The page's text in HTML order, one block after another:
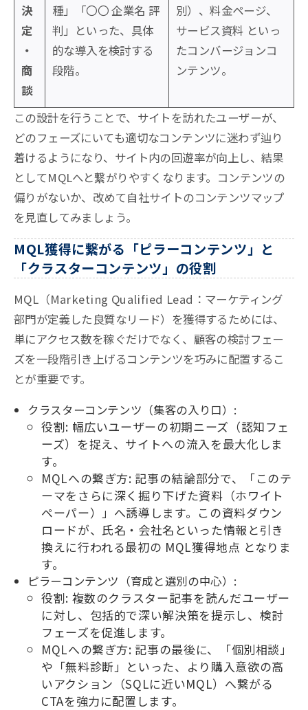
決
定
・
商
談
種」「〇〇 企業名 評
判」といった、具体
的な導入を検討する
段階。
別）、料金ページ、
サービス資料 といっ
たコンバージョンコ
ンテンツ。
この設計を行うことで、サイトを訪れたユーザーが、
どのフェーズにいても適切なコンテンツに迷わず辿り
着けるようになり、サイト内の回遊率が向上し、結果
としてMQLへと繋がりやすくなります。コンテンツの
偏りがないか、改めて自社サイトのコンテンツマップ
を見直してみましょう。
MQL獲得に繋がる「ピラーコンテンツ」と
「クラスターコンテンツ」の役割
MQL（Marketing Qualified Lead：マーケティング
部門が定義した良質なリード）を獲得するためには、
単にアクセス数を稼ぐだけでなく、顧客の検討フェー
ズを一段階引き上げるコンテンツを巧みに配置するこ
とが重要です。
クラスターコンテンツ（集客の入り口）:
役割: 幅広いユーザーの初期ニーズ（認知フェ
ーズ）を捉え、サイトへの流入を最大化しま
す。
MQLへの繋ぎ方: 記事の結論部分で、「このテ
ーマをさらに深く掘り下げた資料（ホワイト
ペーパー）」へ誘導します。この資料ダウン
ロードが、氏名・会社名といった情報と引き
換えに行われる最初の MQL獲得地点 となりま
す。
ピラーコンテンツ（育成と選別の中心）:
役割: 複数のクラスター記事を読んだユーザー
に対し、包括的で深い解決策を提示し、検討
フェーズを促進します。
MQLへの繋ぎ方: 記事の最後に、「個別相談」
や「無料診断」といった、より購入意欲の高
いアクション（SQLに近いMQL）へ繋がる
CTAを強力に配置します。